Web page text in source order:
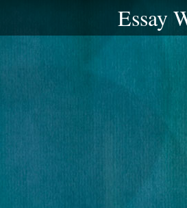
Essay